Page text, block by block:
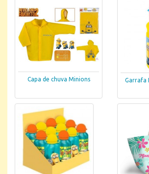
Capa de chuva Minions
Garrafa